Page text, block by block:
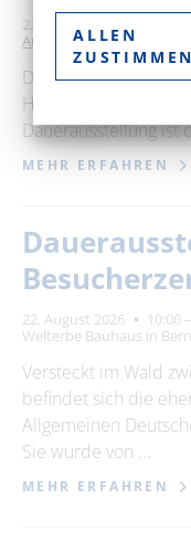
22. August 2026
Ausstellung
Das Museum im
Hussitenmuseum"
Dauerausstellung ist
MEHR ERFAHREN
22. August 2026 10:00
Welterbe Bauhaus in
Versteckt im Wald
befindet sich die
Allgemeinen
Sie wurde von …
MEHR ERFAHREN
ALLEN
ZUSTIMMEN